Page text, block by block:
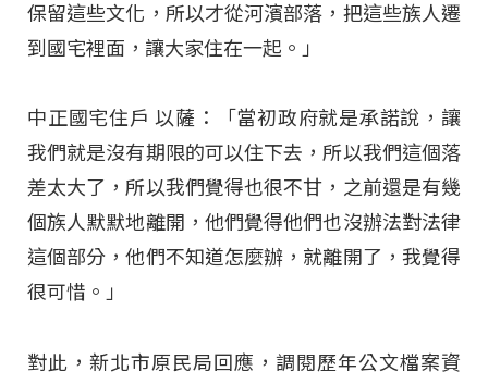
保留這些文化，所以才從河濱部落，把這些族人遷
到國宅裡面，讓大家住在一起。」
中正國宅住戶 以薩：「當初政府就是承諾說，讓
我們就是沒有期限的可以住下去，所以我們這個落
差太大了，所以我們覺得也很不甘，之前還是有幾
個族人默默地離開，他們覺得他們也沒辦法對法律
這個部分，他們不知道怎麼辦，就離開了，我覺得
很可惜。」
對此，新北市原民局回應，調閱歷年公文檔案資